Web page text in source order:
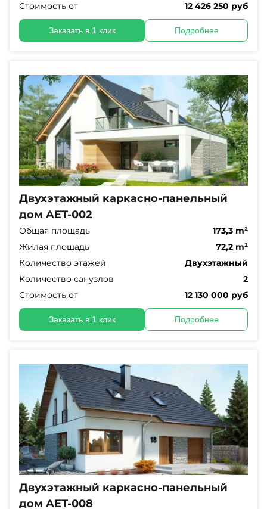
Стоимость от
12 426 250 руб
Заказать в 1 клик Подробнее
Двухэтажный каркасно-панельный
дом AET-002
Общая площадь
173,3 m²
Жилая площадь
72,2 m²
Количество этажей
Двухэтажный
Количество санузлов
2
Стоимость от
12 130 000 руб
Заказать в 1 клик Подробнее
Двухэтажный каркасно-панельный
дом AET-008